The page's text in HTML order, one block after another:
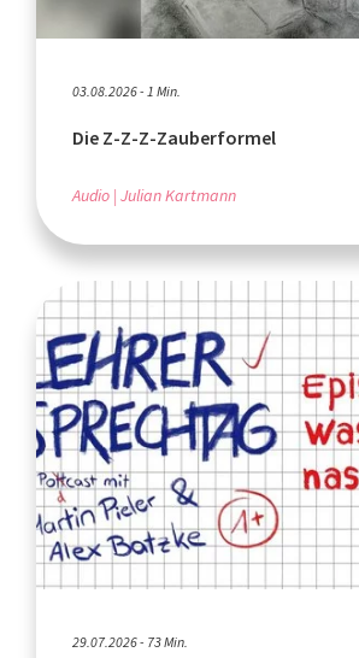
03.08.2026 - 1 Min.
Die Z-Z-Z-Zauberformel
Audio Julian Kartmann
29.07.2026 - 73 Min.